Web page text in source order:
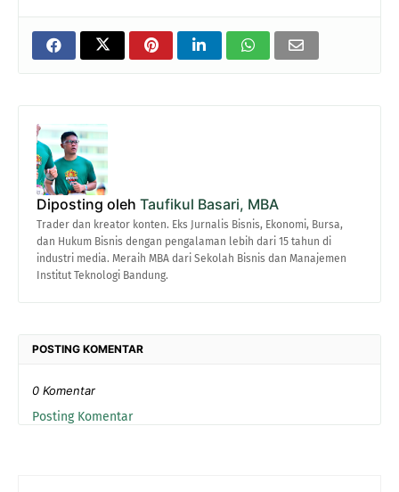
Diposting oleh Taufikul Basari, MBA
Trader dan kreator konten. Eks Jurnalis Bisnis, Ekonomi, Bursa,
dan Hukum Bisnis dengan pengalaman lebih dari 15 tahun di
industri media. Meraih MBA dari Sekolah Bisnis dan Manajemen
Institut Teknologi Bandung.
POSTING KOMENTAR
0 Komentar
Posting Komentar